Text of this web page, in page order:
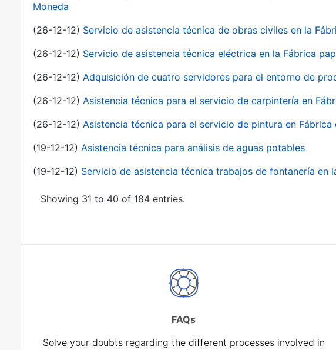
Moneda
(26-12-12) Servicio de asistencia técnica de obras civiles en la
(26-12-12) Servicio de asistencia técnica eléctrica en la Fábrica
(26-12-12) Adquisición de cuatro servidores para el entorno de
(26-12-12) Asistencia técnica para el servicio de carpintería en
(26-12-12) Asistencia técnica para el servicio de pintura en Fábrica
(19-12-12) Asistencia técnica para análisis de aguas potables
(19-12-12) Servicio de asistencia técnica trabajos de fontanería en
Showing 31 to 40 of 184 entries.
FAQs
Solve your doubts regarding the different processes involved in